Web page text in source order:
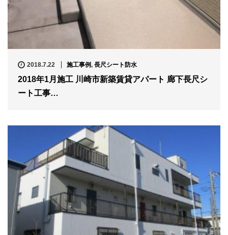
2018.7.22 施工事例, 長尺シート防水
2018年1月施工 川崎市新築賃貸アパート 廊下長尺シ
ート工事…